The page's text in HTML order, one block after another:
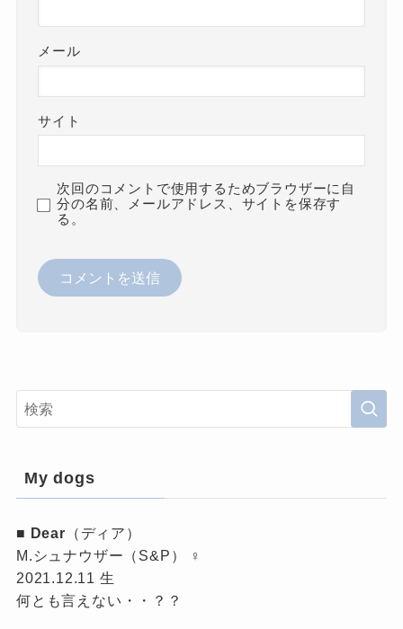
メール
サイト
次回のコメントで使用するためブラウザーに自
分の名前、メールアドレス、サイトを保存す
る。
My dogs
■ Dear （ディア）
M.シュナウザー（S&P） ♀
2021.12.11 生
何とも言えない・・？？